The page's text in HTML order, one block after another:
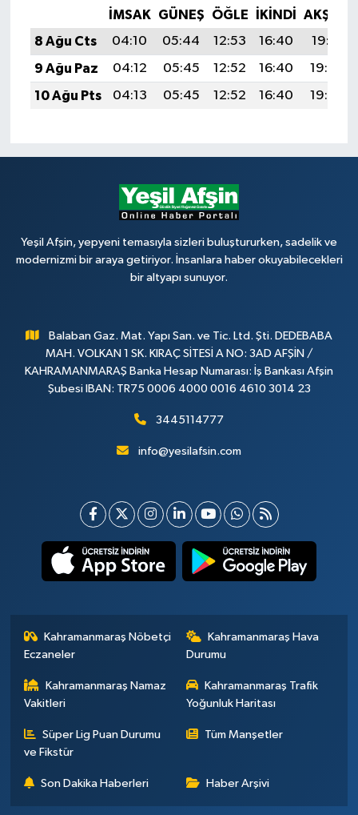
İMSAK GÜNEŞ ÖĞLE İKINDI
AKŞAM
8 Ağu Cts
04:10 05:44 12:53 16:40
19:51
9 Ağu Paz
04:12 05:45 12:52 16:40
19:50
10 Ağu Pts
04:13 05:45 12:52 16:40 19:49
Yeşil Afşin, yepyeni temasıyla sizleri buluştururken, sadelik ve
modernizmi bir araya getiriyor. İnsanlara haber okuyabilecekleri
bir altyapı sunuyor.
Balaban Gaz. Mat. Yapı San. ve Tic. Ltd. Şti. DEDEBABA
MAH. VOLKAN 1 SK. KIRAÇ SİTESİ A NO: 3AD AFŞİN /
KAHRAMANMARAŞ Banka Hesap Numarası: İş Bankası Afşin
Şubesi IBAN: TR75 0006 4000 0016 4610 3014 23
3445114777
info@yesilafsin.com
Kahramanmaraş Nöbetçi
Eczaneler
Kahramanmaraş Hava
Durumu
Kahramanmaraş Namaz
Vakitleri
Kahramanmaraş Trafik
Yoğunluk Haritası
Süper Lig Puan Durumu
ve Fikstür
Tüm Manşetler
Son Dakika Haberleri Haber Arşivi